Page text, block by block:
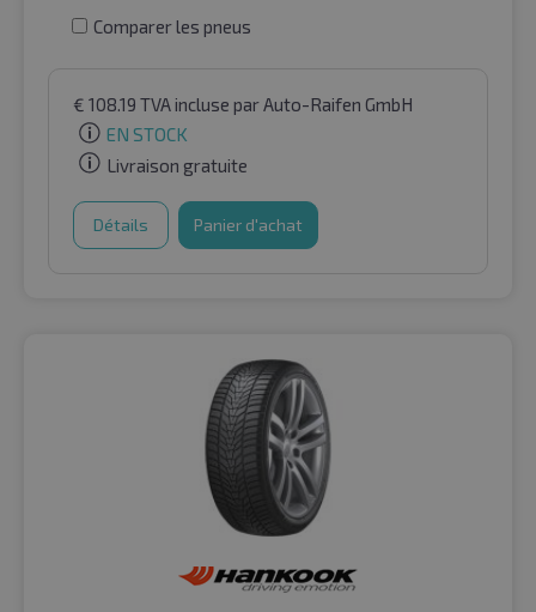
Comparer les pneus
€ 108.19 TVA incluse par Auto-Raifen GmbH
EN STOCK
Livraison gratuite
Détails Panier d'achat